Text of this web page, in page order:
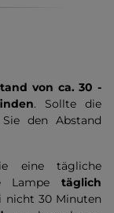
von ca. 30 -
. Sollte die
den Abstand
eine tägliche
Lampe täglich
nicht 30 Minuten